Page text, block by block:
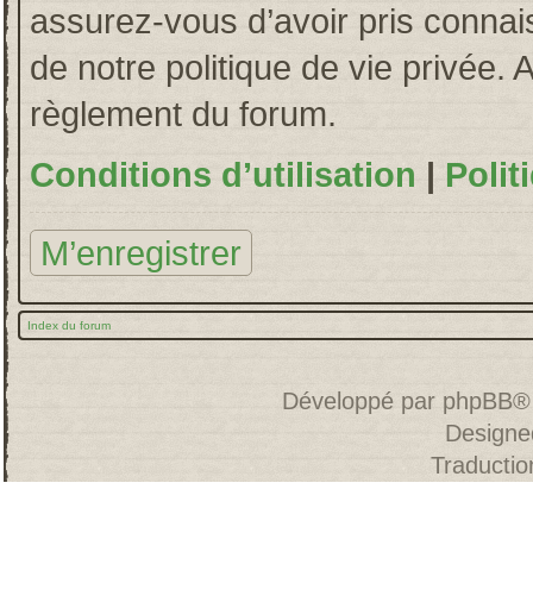
assurez-vous d’avoir pris
de notre politique de vie privée.
règlement du forum.
Conditions d’utilisation |
M’enregistrer
Index du forum
Développé par phpBB®